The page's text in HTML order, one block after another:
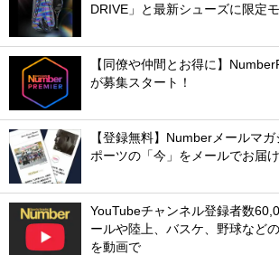
DRIVE」と最新シューズに限定
【同僚や仲間とお得に】
が募集スタート！
【登録無料】Numberメールマ
ポーツの「今」をメールでお届け
YouTubeチャンネル登録者数
ールや陸上、バスケ、野球など
を動画で